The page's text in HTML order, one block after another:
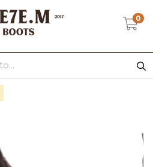
0